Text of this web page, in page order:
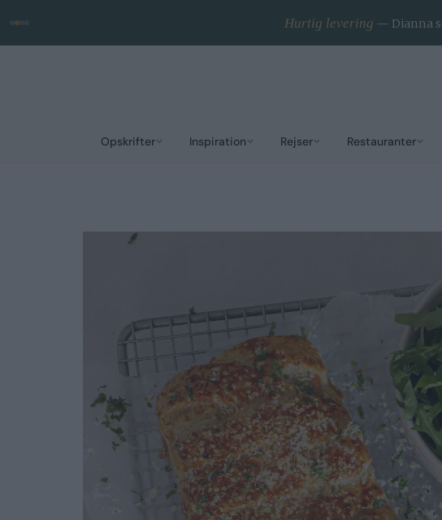
Opskrifter Inspiration Rejser Restauranter
Hurtig levering — Dianna